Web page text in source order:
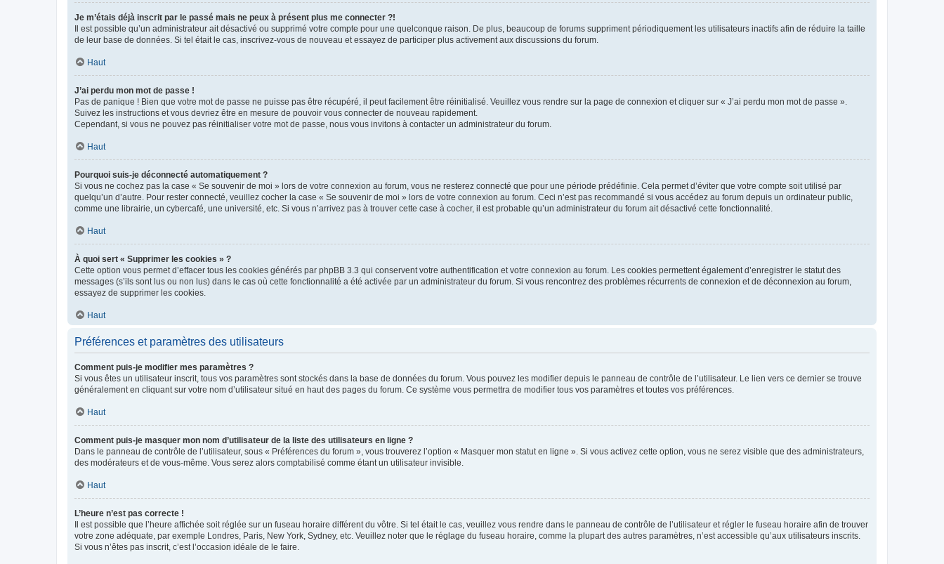
Je m’étais déjà inscrit par le passé mais ne peux à présent plus me connecter ?!
Il est possible qu’un administrateur ait désactivé ou supprimé votre compte pour une quelconque raison. De plus, beaucoup de forums suppriment périodiquement les utilisateurs inactifs afin de réduire la taille
de leur base de données. Si tel était le cas, inscrivez-vous de nouveau et essayez de participer plus activement aux discussions du forum.
Haut
J’ai perdu mon mot de passe !
Pas de panique ! Bien que votre mot de passe ne puisse pas être récupéré, il peut facilement être réinitialisé. Veuillez vous rendre sur la page de connexion et cliquer sur « J’ai perdu mon mot de passe ».
Suivez les instructions et vous devriez être en mesure de pouvoir vous connecter de nouveau rapidement.
Cependant, si vous ne pouvez pas réinitialiser votre mot de passe, nous vous invitons à contacter un administrateur du forum.
Haut
Pourquoi suis-je déconnecté automatiquement ?
Si vous ne cochez pas la case « Se souvenir de moi » lors de votre connexion au forum, vous ne resterez connecté que pour une période prédéfinie. Cela permet d’éviter que votre compte soit utilisé par
quelqu’un d’autre. Pour rester connecté, veuillez cocher la case « Se souvenir de moi » lors de votre connexion au forum. Ceci n’est pas recommandé si vous accédez au forum depuis un ordinateur public,
comme une librairie, un cybercafé, une université, etc. Si vous n’arrivez pas à trouver cette case à cocher, il est probable qu’un administrateur du forum ait désactivé cette fonctionnalité.
Haut
À quoi sert « Supprimer les cookies » ?
Cette option vous permet d’effacer tous les cookies générés par phpBB 3.3 qui conservent votre authentification et votre connexion au forum. Les cookies permettent également d’enregistrer le statut des
messages (s’ils sont lus ou non lus) dans le cas où cette fonctionnalité a été activée par un administrateur du forum. Si vous rencontrez des problèmes récurrents de connexion et de déconnexion au forum,
essayez de supprimer les cookies.
Haut
Préférences et paramètres des utilisateurs
Comment puis-je modifier mes paramètres ?
Si vous êtes un utilisateur inscrit, tous vos paramètres sont stockés dans la base de données du forum. Vous pouvez les modifier depuis le panneau de contrôle de l’utilisateur. Le lien vers ce dernier se trouve
généralement en cliquant sur votre nom d’utilisateur situé en haut des pages du forum. Ce système vous permettra de modifier tous vos paramètres et toutes vos préférences.
Haut
Comment puis-je masquer mon nom d’utilisateur de la liste des utilisateurs en ligne ?
Dans le panneau de contrôle de l’utilisateur, sous « Préférences du forum », vous trouverez l’option « Masquer mon statut en ligne ». Si vous activez cette option, vous ne serez visible que des administrateurs,
des modérateurs et de vous-même. Vous serez alors comptabilisé comme étant un utilisateur invisible.
Haut
L’heure n’est pas correcte !
Il est possible que l’heure affichée soit réglée sur un fuseau horaire différent du vôtre. Si tel était le cas, veuillez vous rendre dans le panneau de contrôle de l’utilisateur et régler le fuseau horaire afin de trouver
votre zone adéquate, par exemple Londres, Paris, New York, Sydney, etc. Veuillez noter que le réglage du fuseau horaire, comme la plupart des autres paramètres, n’est accessible qu’aux utilisateurs inscrits.
Si vous n’êtes pas inscrit, c’est l’occasion idéale de le faire.